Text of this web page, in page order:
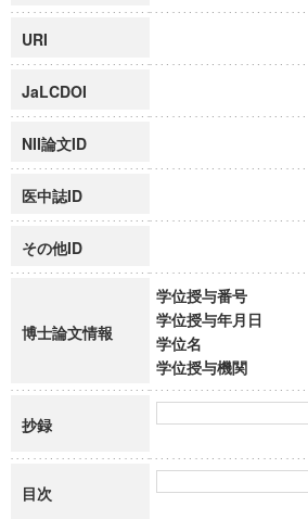
URI
JaLCDOI
NII論文ID
医中誌ID
その他ID
博士論文情報
学位授与番号
学位授与年月日
学位名
学位授与機関
抄録
目次